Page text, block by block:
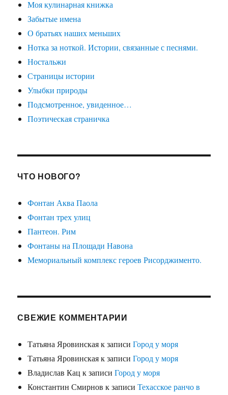
Моя кулинарная книжка
Забытые имена
О братьях наших меньших
Нотка за ноткой. Истории, связанные с песнями.
Ностальжи
Страницы истории
Улыбки природы
Подсмотренное, увиденное…
Поэтическая страничка
ЧТО НОВОГО?
Фонтан Аква Паола
Фонтан трех улиц
Пантеон. Рим
Фонтаны на Площади Навона
Мемориальный комплекс героев Рисорджименто.
СВЕЖИЕ КОММЕНТАРИИ
Татьяна Яровинскаяк записиГород у моря
Татьяна Яровинскаяк записиГород у моря
Владислав Кац к записиГород у моря
Константин Смирнов к записиТехасское ранчо в